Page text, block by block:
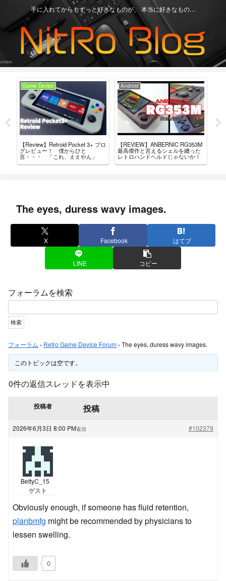
手に入れてからもずっと好きなものが、 本当に好きなもの…
Game Device
【Review】Retroid Pocket 3+ ブロ
グレビュー！ 僕からひと
言・・・ 「これ、ええやん」
Android
【REVIEW】ANBERNIC RG353M
最高傑作と言えるシェルを纏った
レトロハンドヘルドじゃないか！
The eyes, duress wavy images.
X Facebook はてブ
LINE コピー
フォーラムを検索
フォーラム › Retro Game Device Forum › The eyes, duress wavy images.
このトピックは空です。
0件の返信スレッドを表示中
投稿者 投稿
2026年6月3日 8:00 PM #102379
返信
BettyC_15
ゲスト
Obviously enough, if someone has fluid retention,
planbmfg might be recommended by physicians to
lessen swelling.
0